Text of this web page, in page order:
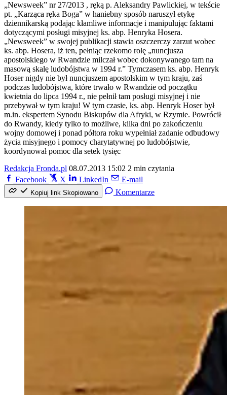
„Newsweek” nr 27/2013 , ręką p. Aleksandry Pawlickiej, w tekście
pt. „Karząca ręka Boga” w haniebny sposób naruszył etykę
dziennikarską podając kłamliwe informacje i manipulując faktami
dotyczącymi posługi misyjnej ks. abp. Henryka Hosera.
„Newsweek” w swojej publikacji stawia oszczerczy zarzut wobec
ks. abp. Hosera, iż ten, pełniąc rzekomo rolę „nuncjusza
apostolskiego w Rwandzie milczał wobec dokonywanego tam na
masową skalę ludobójstwa w 1994 r.” Tymczasem ks. abp. Henryk
Hoser nigdy nie był nuncjuszem apostolskim w tym kraju, zaś
podczas ludobójstwa, które trwało w Rwandzie od początku
kwietnia do lipca 1994 r., nie pełnił tam posługi misyjnej i nie
przebywał w tym kraju! W tym czasie, ks. abp. Henryk Hoser był
m.in. ekspertem Synodu Biskupów dla Afryki, w Rzymie. Powrócił
do Rwandy, kiedy tylko to możliwe, kilka dni po zakończeniu
wojny domowej i ponad półtora roku wypełniał zadanie odbudowy
życia misyjnego i pomocy charytatywnej po ludobójstwie,
koordynował pomoc dla setek tysięc
Redakcja Fronda.pl 08.07.2013 15:02 2 min czytania
Facebook
X LinkedIn E-mail
Kopiuj link Skopiowano Komentarze